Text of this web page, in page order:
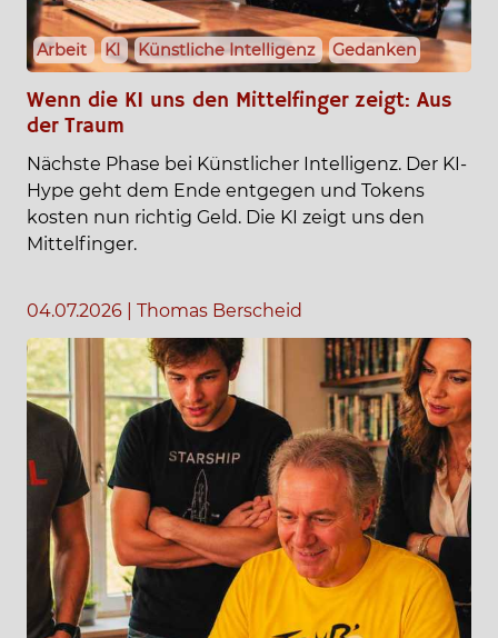
Arbeit KI Künstliche Intelligenz Gedanken
Wenn die KI uns den Mittelfinger zeigt: Aus
der Traum
Nächste Phase bei Künstlicher Intelligenz. Der KI-
Hype geht dem Ende entgegen und Tokens
kosten nun richtig Geld. Die KI zeigt uns den
Mittelfinger.
04.07.2026 Thomas Berscheid